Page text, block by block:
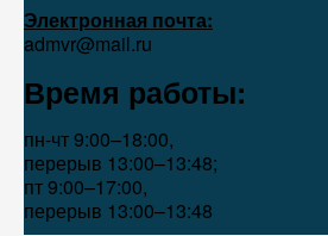
Электронная почта:
admvr@mail.ru
Время работы:
пн-чт 9:00–18:00,
перерыв 13:00–13:48;
пт 9:00–17:00,
перерыв 13:00–13:48